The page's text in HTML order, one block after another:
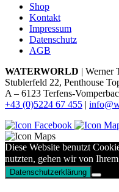
Shop
Kontakt
Impressum
Datenschutz
AGB
WATERWORLD | Werner
Stublerfeld 22, Penthouse
A – 6123 Terfens-
+43 (0)5224 67 455 |
Diese Website benutzt
nutzten, gehen wir von
Datenschutzerklärung